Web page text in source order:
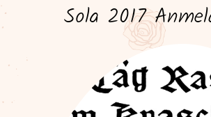
Sola 2017